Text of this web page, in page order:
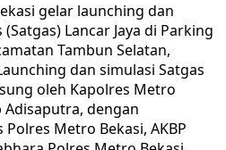
gelar launching dan
Lancar Jaya di Parking
Tambun Selatan,
dan simulasi Satgas
oleh Kapolres Metro
Adisaputra, dengan
Metro Bekasi, AKBP